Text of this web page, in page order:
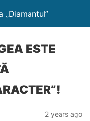
„Diamantul”
ESTE
2 years ago